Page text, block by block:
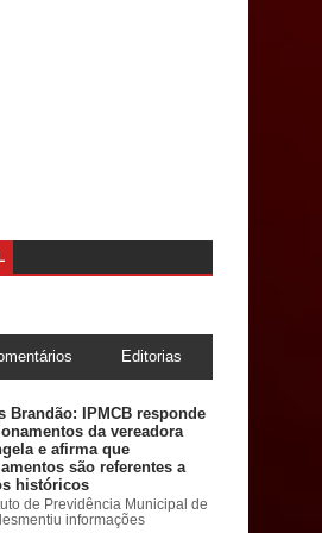
Editorias
Brandão: IPMCB responde
da vereadora
e afirma que
são referentes a
históricos
de Previdência Municipal de
informações